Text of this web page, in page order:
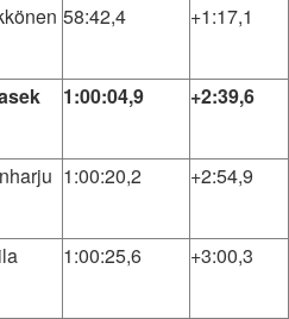
58:42,4 +1:17,1
1:00:04,9 +2:39,6
1:00:20,2 +2:54,9
1:00:25,6 +3:00,3